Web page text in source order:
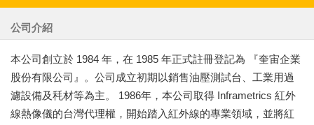
公司介紹
本公司創立於 1984 年，在 1985 年正式註冊登記為 『奎宙企業
股份有限公司』。公司成立初期以銷售油壓測試台、工業用過
濾設備及秏材等為主。 1986年，本公司取得 Inframetrics 紅外
線熱像儀的台灣代理權，開始踏入紅外線的專業領域，並將紅